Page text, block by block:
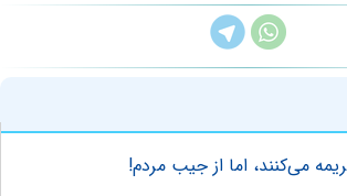
می‌کنند، اما از جیب مردم!